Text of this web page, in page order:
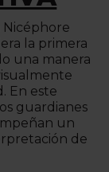
Nicéphore
la primera
una manera
En este
guardianes
un
de